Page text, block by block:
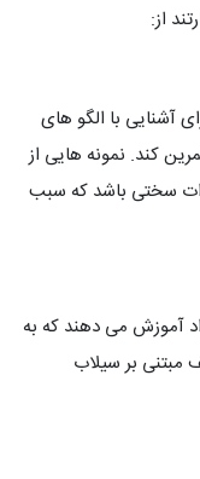
از:
با الگو های
کند. نمونه هایی از
سختی باشد که سبب
آموزش می دهند که به
مبتنی بر سیلاب